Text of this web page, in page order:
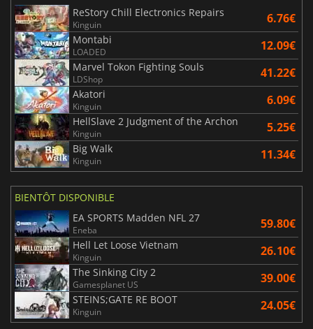
ReStory Chill Electronics Repairs
Kinguin 6.76€
Montabi
LOADED 12.09€
Marvel Tokon Fighting Souls
LDShop 41.22€
Akatori
Kinguin 6.09€
HellSlave 2 Judgment of the Archon
Kinguin 5.25€
Big Walk
Kinguin 11.34€
BIENTÔT DISPONIBLE
EA SPORTS Madden NFL 27
Eneba 59.80€
Hell Let Loose Vietnam
Kinguin 26.10€
The Sinking City 2
Gamesplanet US 39.00€
STEINS;GATE RE BOOT
Kinguin 24.05€